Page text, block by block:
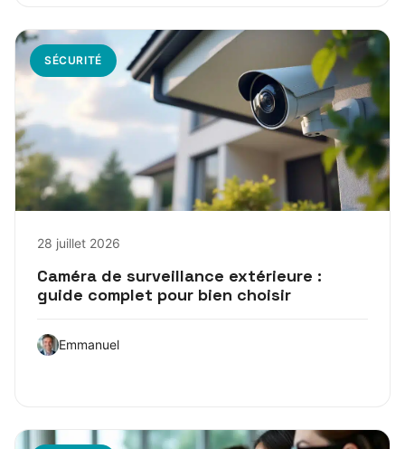
SÉCURITÉ
28 juillet 2026
Caméra de surveillance extérieure :
guide complet pour bien choisir
Emmanuel